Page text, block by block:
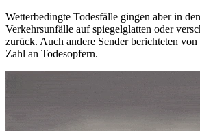
Wetterbedingte Todesfälle gingen aber in
Verkehrsunfälle auf spiegelglatten oder
zurück. Auch andere Sender berichteten
Zahl an Todesopfern.